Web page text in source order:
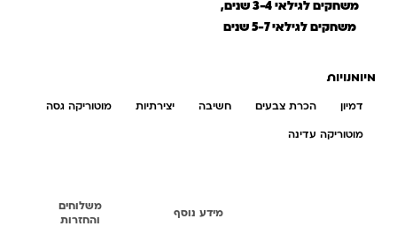
משחקים לגילאי 3-4 שנים,
משחקים לגילאי 5-7 שנים
מיומנויות
דמיון הכרת צבעים חשיבה יצירתיות מוטוריקה גסה
מוטוריקה עדינה
מידע נוסף
משלוחים
והחזרות